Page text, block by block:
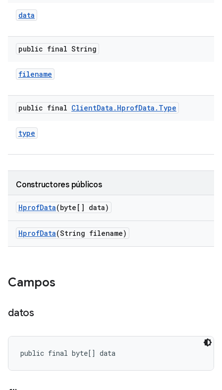
data
public final String
filename
public final ClientData . HprofData . Type
type
Constructores públicos
HprofData(byte[] data)
HprofData(String filename)
Campos
datos
public final byte[] data